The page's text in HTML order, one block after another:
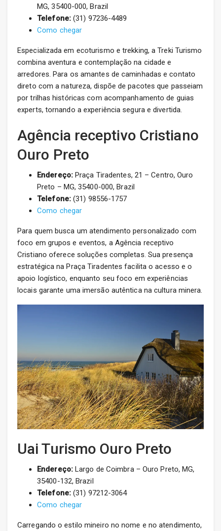
MG, 35400-000, Brazil
Telefone:(31) 97236-4489
Como chegar
Especializada em ecoturismo e trekking, a Treki Turismo
combina aventura e contemplação na cidade e
arredores. Para os amantes de caminhadas e contato
direto com a natureza, dispõe de pacotes que passeiam
por trilhas históricas com acompanhamento de guias
experts, tornando a experiência segura e divertida.
Agência receptivo Cristiano
Ouro Preto
Endereço:Praça Tiradentes, 21 – Centro, Ouro
Preto – MG, 35400-000, Brazil
Telefone:(31) 98556-1757
Como chegar
Para quem busca um atendimento personalizado com
foco em grupos e eventos, a Agência receptivo
Cristiano oferece soluções completas. Sua presença
estratégica na Praça Tiradentes facilita o acesso e o
apoio logístico, enquanto seu foco em experiências
locais garante uma imersão autêntica na cultura minera.
Uai Turismo Ouro Preto
Endereço:Largo de Coimbra – Ouro Preto, MG,
35400-132, Brazil
Telefone:(31) 97212-3064
Como chegar
Carregando o estilo mineiro no nome e no atendimento,